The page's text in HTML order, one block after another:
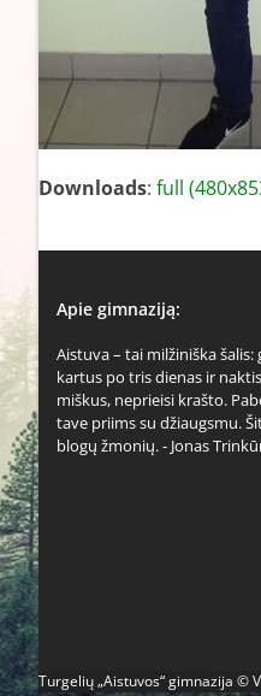
Downloads: full
Apie gimnaziją:
Aistuva – tai milžiniška šalis:
kartus po tris dienas ir
miškus, neprieisi krašto.
tave priims su džiaugsmu.
blogų žmonių. - Jonas
Turgelių „Aistuvos“ gimnazija ©